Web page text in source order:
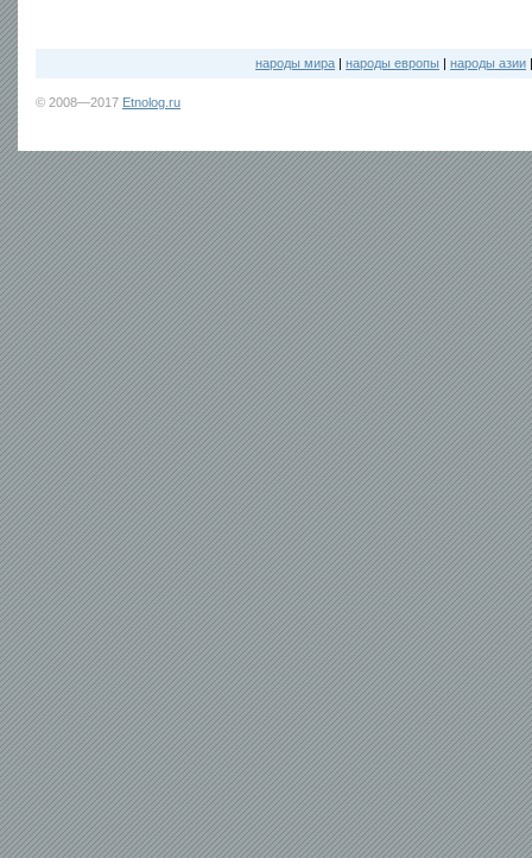
народы мира | народы европы | народы азии
© 2008—2017 Etnolog.ru